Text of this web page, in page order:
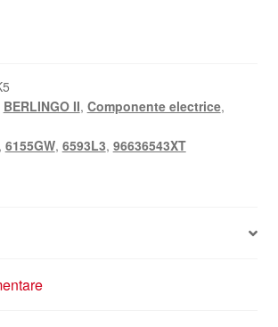
BERLINGO II, Componente electrice,
6155GW, 6593L3, 96636543XT